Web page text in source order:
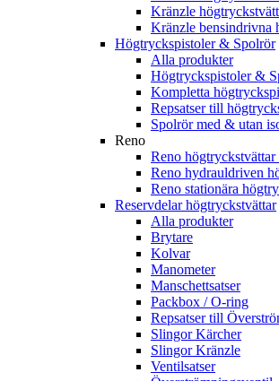
Kränzle
Kränzle bensindrivna
Högtryckspistoler & Spolrör
Alla produkter
Högtryckspistoler &
Kompletta
Repsatser till
Spolrör med & utan
Reno
Reno
Reno hydrauldriven
Reno stationära
Reservdelar högtryckstvättar
Alla produkter
Brytare
Kolvar
Manometer
Manschettsatser
Packbox / O-ring
Repsatser till
Slingor Kärcher
Slingor Kränzle
Ventilsatser